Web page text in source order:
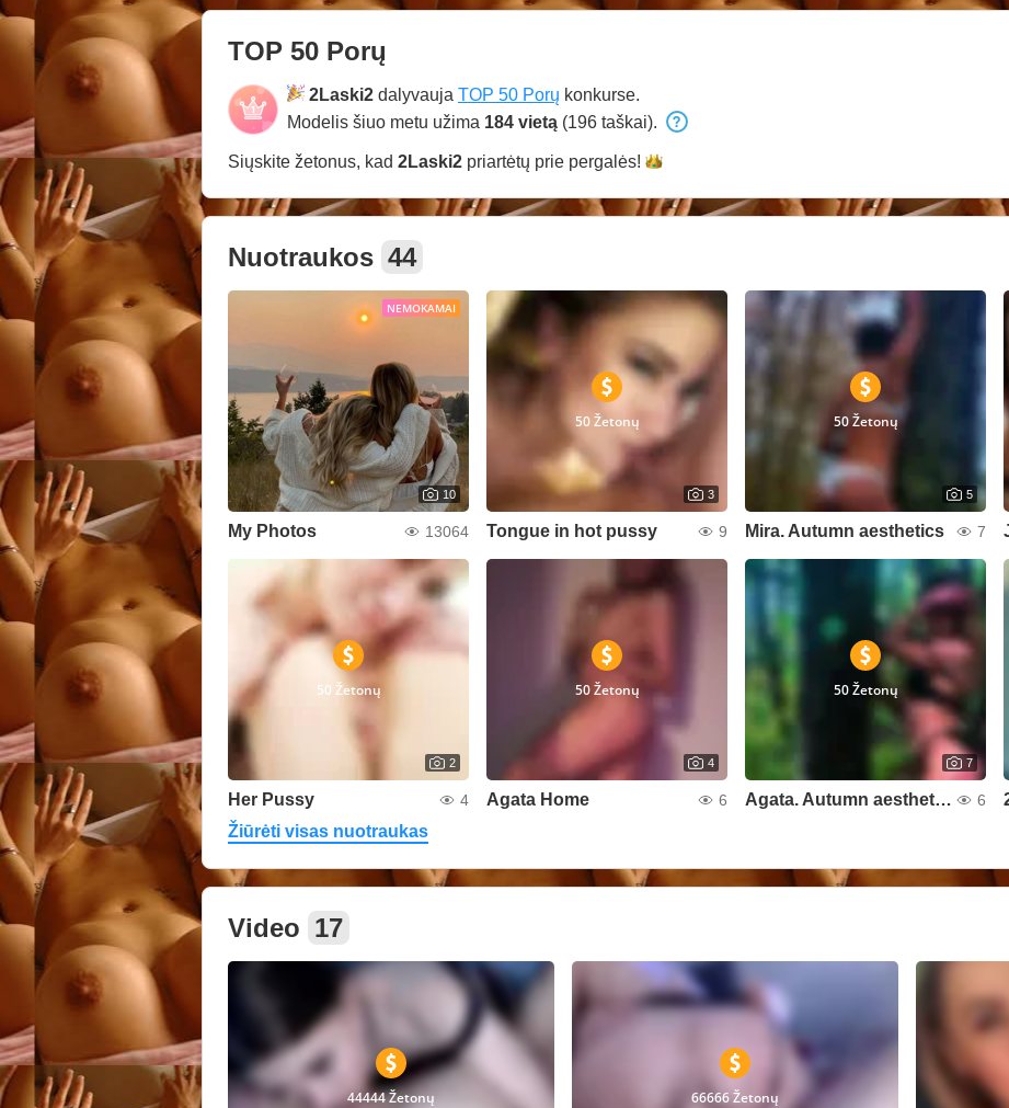
TOP 50 Porų
2Laski2 dalyvauja TOP 50 Porų konkurse.
Modelis šiuo metu užima 184 vietą (196 taškai).
Siųskite žetonus, kad 2Laski2 priartėtų prie pergalės!
Nuotraukos 44
NEMOKAMAI
10
My Photos 13064
50 Žetonų
3
Tongue in hot pussy 9
50 Žetonų
5
Mira. Autumn aesthetics 7
50 Žetonų
2
Her Pussy 4
50 Žetonų
4
Agata Home 6
50 Žetonų
7
Agata. Autumn aesthetics 6
Žiūrėti visas nuotraukas
Video 17
44444 Žetonų 66666 Žetonų